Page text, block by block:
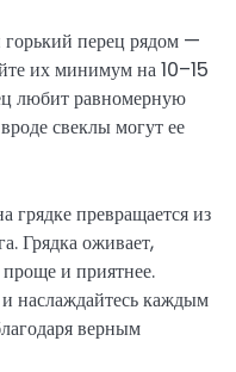
перец рядом —
их минимум на 10–15
любит равномерную
свеклы могут ее
превращается из
Грядка оживает,
проще и приятнее.
наслаждайтесь каждым
верным